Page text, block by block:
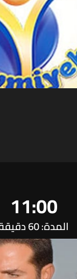
11:00
المدة: 60 دقيقة